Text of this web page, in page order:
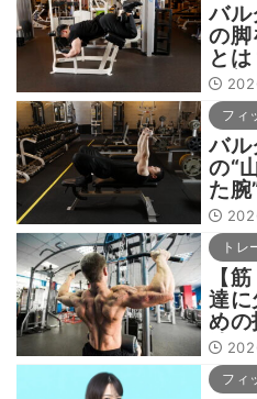
バ
の
と
殿部
説！
フィ
バ
の“
た
とは
レ
トレ
【
達に
めの
法
点
フィ